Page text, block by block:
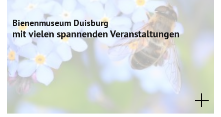
Bienenmuseum Duisburg
mit vielen spannenden Veranstaltungen